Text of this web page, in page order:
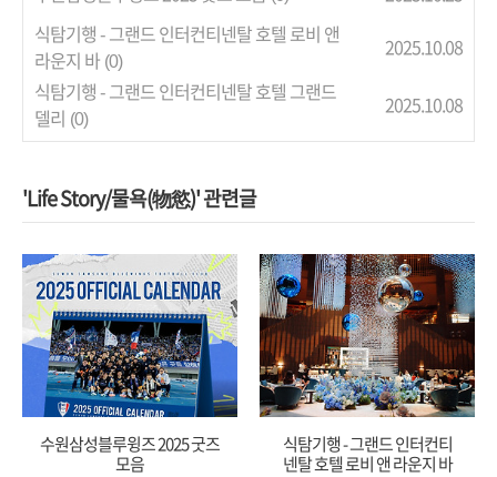
식탐기행 - 그랜드 인터컨티넨탈 호텔 로비 앤
라운지 바 (0)
2025.10.08
식탐기행 - 그랜드 인터컨티넨탈 호텔 그랜드
델리 (0)
2025.10.08
'Life Story/물욕(物慾)' 관련글
수원삼성블루윙즈 2025 굿즈
모음
식탐기행 - 그랜드 인터컨티
넨탈 호텔 로비 앤 라운지 바